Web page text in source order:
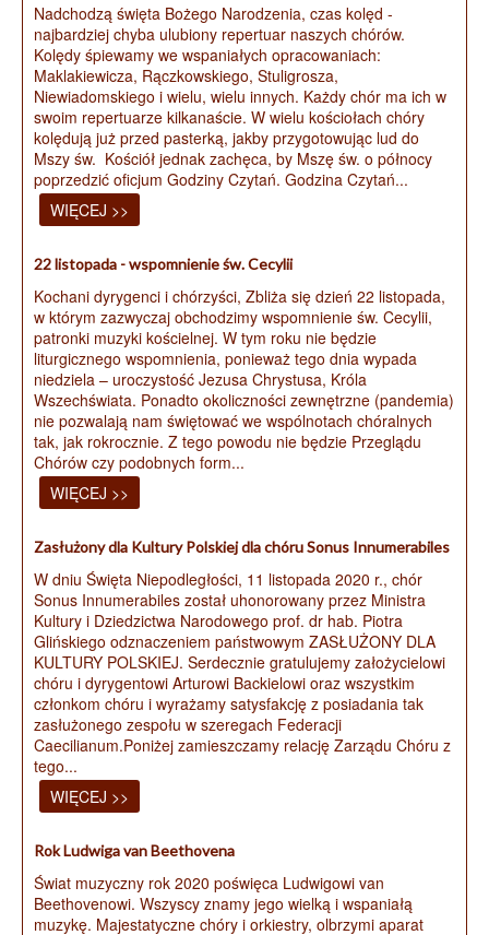
Nadchodzą święta Bożego Narodzenia, czas kolęd -
najbardziej chyba ulubiony repertuar naszych chórów.
Kolędy śpiewamy we wspaniałych opracowaniach:
Maklakiewicza, Rączkowskiego, Stuligrosza,
Niewiadomskiego i wielu, wielu innych. Każdy chór ma ich w
swoim repertuarze kilkanaście. W wielu kościołach chóry
kolędują już przed pasterką, jakby przygotowując lud do
Mszy św. Kościół jednak zachęca, by Mszę św. o północy
poprzedzić oficjum Godziny Czytań. Godzina Czytań...
WIĘCEJ >>
22 listopada - wspomnienie św. Cecylii
Kochani dyrygenci i chórzyści, Zbliża się dzień 22 listopada,
w którym zazwyczaj obchodzimy wspomnienie św. Cecylii,
patronki muzyki kościelnej. W tym roku nie będzie
liturgicznego wspomnienia, ponieważ tego dnia wypada
niedziela – uroczystość Jezusa Chrystusa, Króla
Wszechświata. Ponadto okoliczności zewnętrzne (pandemia)
nie pozwalają nam świętować we wspólnotach chóralnych
tak, jak rokrocznie. Z tego powodu nie będzie Przeglądu
Chórów czy podobnych form...
WIĘCEJ >>
Zasłużony dla Kultury Polskiej dla chóru Sonus Innumerabiles
W dniu Święta Niepodległości, 11 listopada 2020 r., chór
Sonus Innumerabiles został uhonorowany przez Ministra
Kultury i Dziedzictwa Narodowego prof. dr hab. Piotra
Glińskiego odznaczeniem państwowym ZASŁUŻONY DLA
KULTURY POLSKIEJ. Serdecznie gratulujemy założycielowi
chóru i dyrygentowi Arturowi Backielowi oraz wszystkim
członkom chóru i wyrażamy satysfakcję z posiadania tak
zasłużonego zespołu w szeregach Federacji
Caecilianum.Poniżej zamieszczamy relację Zarządu Chóru z
tego...
WIĘCEJ >>
Rok Ludwiga van Beethovena
Świat muzyczny rok 2020 poświęca Ludwigowi van
Beethovenowi. Wszyscy znamy jego wielką i wspaniałą
muzykę. Majestatyczne chóry i orkiestry, olbrzymi aparat